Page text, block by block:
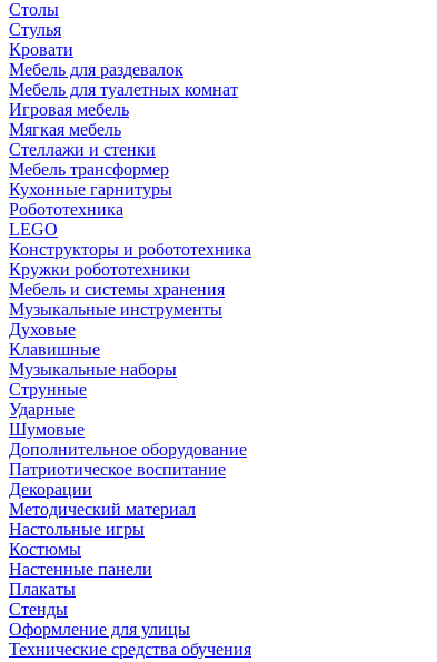
Столы
Cтулья
Кровати
Мебель для раздевалок
Мебель для туалетных комнат
Игровая мебель
Мягкая мебель
Стеллажи и стенки
Мебель трансформер
Кухонные гарнитуры
Робототехника
LEGO
Конструкторы и робототехника
Кружки робототехники
Мебель и системы хранения
Музыкальные инструменты
Духовые
Клавишные
Музыкальные наборы
Струнные
Ударные
Шумовые
Дополнительное оборудование
Патриотическое воспитание
Декорации
Методический материал
Настольные игры
Костюмы
Настенные панели
Плакаты
Стенды
Оформление для улицы
Технические средства обучения